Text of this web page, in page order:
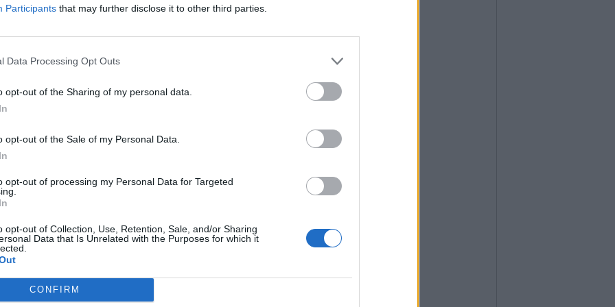
Participants that may further disclose it to other third parties.
Data Processing Opt Outs
opt-out of the Sharing of my personal data.
opt-out of the Sale of my Personal Data.
opt-out of processing my Personal Data for Targeted
opt-out of Collection, Use, Retention, Sale, and/or Sharing
Data that Is Unrelated with the Purposes for which it
CONFIRM
ma lancia un appello alle istituzioni e a
la città. «La sicurezza non può
secondario – conclude – perché dietro
vere: anziani, famiglie, genitori e
camminare per strada senza paura».
Tutti gli eventi
a cuore l'informazione del nostro territorio e
in prima linea per informarvi con attenzione.